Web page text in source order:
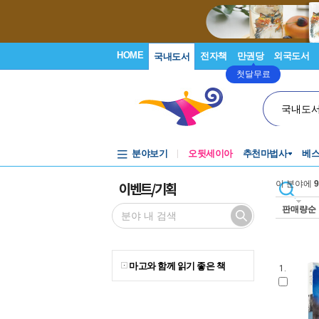
HOME 국내도서 전자책 만권당
첫달무료
외국도서
국내도
분야보기 오뒷세이아 추천마법사 베
이벤트/기획
마고와 함께 읽기 좋은 책
이 분야에 9
판매량순
1.